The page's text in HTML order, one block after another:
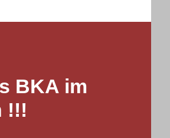
BKA im
!!!